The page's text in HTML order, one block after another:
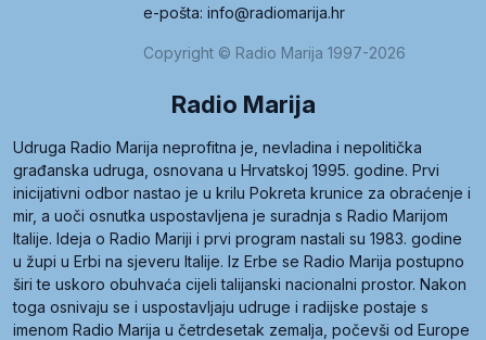
e-pošta: info@radiomarija.hr
Copyright © Radio Marija 1997-2026
Radio Marija
Udruga Radio Marija neprofitna je, nevladina i nepolitička
građanska udruga, osnovana u Hrvatskoj 1995. godine. Prvi
inicijativni odbor nastao je u krilu Pokreta krunice za obraćenje i
mir, a uoči osnutka uspostavljena je suradnja s Radio Marijom
Italije. Ideja o Radio Mariji i prvi program nastali su 1983. godine
u župi u Erbi na sjeveru Italije. Iz Erbe se Radio Marija postupno
širi te uskoro obuhvaća cijeli talijanski nacionalni prostor. Nakon
toga osnivaju se i uspostavljaju udruge i radijske postaje s
imenom Radio Marija u četrdesetak zemalja, počevši od Europe